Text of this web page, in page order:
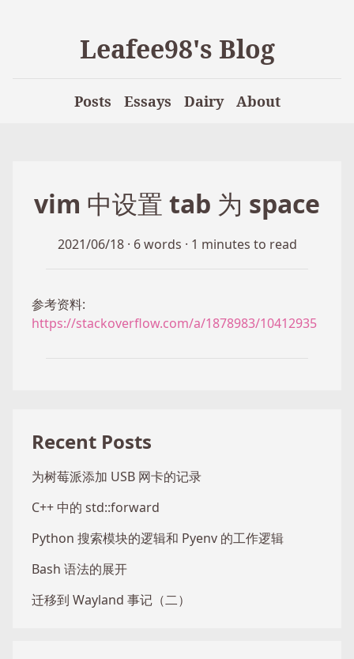
Leafee98's Blog
Posts Essays Dairy About
vim 中设置 tab 为 space
2021/06/18 · 6 words · 1 minutes to read
参考资料:
https://stackoverflow.com/a/1878983/10412935
Recent Posts
为树莓派添加 USB 网卡的记录
C++ 中的 std::forward
Python 搜索模块的逻辑和 Pyenv 的工作逻辑
Bash 语法的展开
迁移到 Wayland 事记（二）